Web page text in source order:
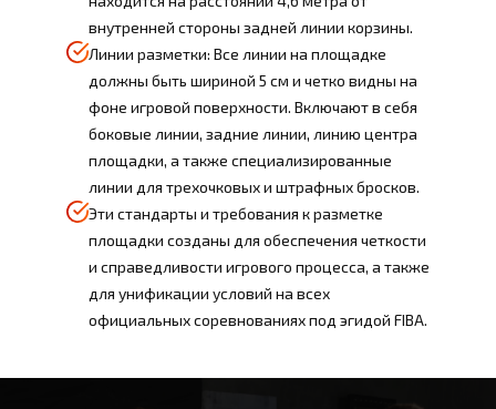
внутренней стороны задней линии корзины.
Линии разметки: Все линии на площадке
должны быть шириной 5 см и четко видны на
фоне игровой поверхности. Включают в себя
боковые линии, задние линии, линию центра
площадки, а также специализированные
линии для трехочковых и штрафных бросков.
Эти стандарты и требования к разметке
площадки созданы для обеспечения четкости
и справедливости игрового процесса, а также
для унификации условий на всех
официальных соревнованиях под эгидой FIBA.